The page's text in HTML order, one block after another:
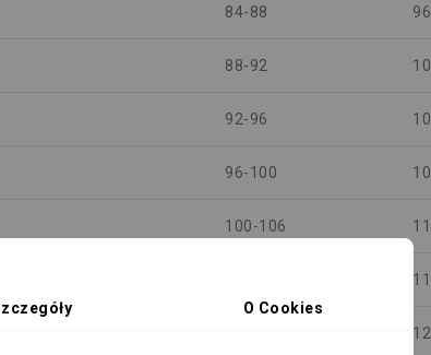
84-88
88-92
92-96
96-100
100-106
O Cookies